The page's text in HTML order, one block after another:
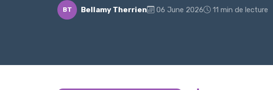
BT Bellamy Therrien 06 June 2026 11 min de lecture